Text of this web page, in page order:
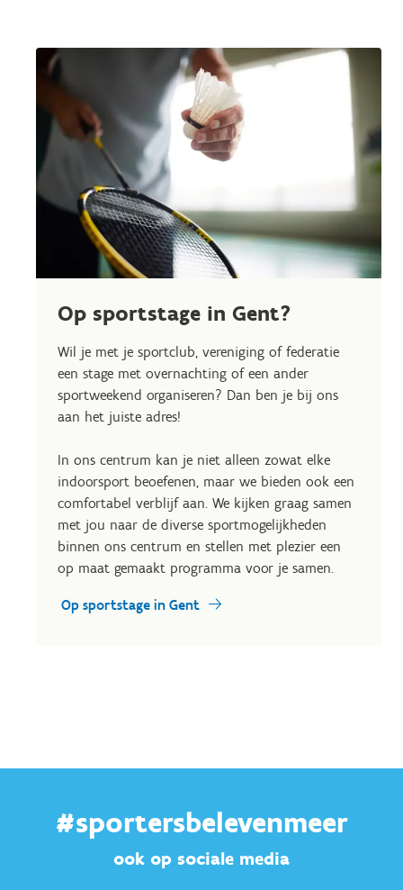
Op sportstage in Gent?
Wil je met je sportclub, vereniging of federatie
een stage met overnachting of een ander
sportweekend organiseren? Dan ben je bij ons
aan het juiste adres!
In ons centrum kan je niet alleen zowat elke
indoorsport beoefenen, maar we bieden ook een
comfortabel verblijf aan. We kijken graag samen
met jou naar de diverse sportmogelijkheden
binnen ons centrum en stellen met plezier een
op maat gemaakt programma voor je samen.
Op sportstage in Gent
#sportersbelevenmeer
ook op sociale media